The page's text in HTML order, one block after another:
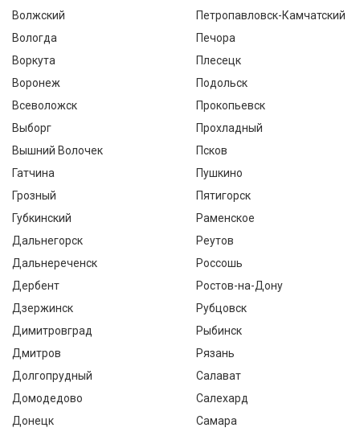
Волжский
Вологда
Воркута
Воронеж
Всеволожск
Выборг
Вышний Волочек
Гатчина
Грозный
Губкинский
Дальнегорск
Дальнереченск
Дербент
Дзержинск
Димитровград
Дмитров
Долгопрудный
Домодедово
Донецк
Петропавловск-Камчатский
Печора
Плесецк
Подольск
Прокопьевск
Прохладный
Псков
Пушкино
Пятигорск
Раменское
Реутов
Россошь
Ростов-на-Дону
Рубцовск
Рыбинск
Рязань
Салават
Салехард
Самара